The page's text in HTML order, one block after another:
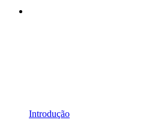
Introdução